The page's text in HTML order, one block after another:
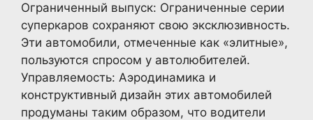
Ограниченный выпуск: Ограниченные серии
суперкаров сохраняют свою эксклюзивность.
Эти автомобили, отмеченные как «элитные»,
пользуются спросом у автолюбителей.
Управляемость: Аэродинамика и
конструктивный дизайн этих автомобилей
продуманы таким образом, что водители